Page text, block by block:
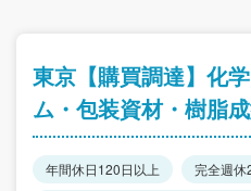
東京【購買調達】化
ム・包装資材・樹脂成
年間休日120日以上 完全週休